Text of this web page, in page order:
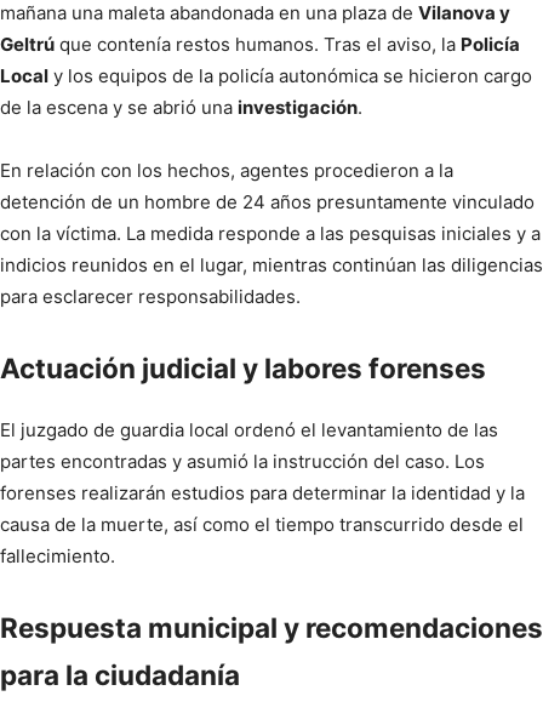
mañana una maleta abandonada en una plaza de Vilanova y
Geltrú que contenía restos humanos. Tras el aviso, la Policía
Local y los equipos de la policía autonómica se hicieron cargo
de la escena y se abrió una investigación.
En relación con los hechos, agentes procedieron a la
detención de un hombre de 24 años presuntamente vinculado
con la víctima. La medida responde a las pesquisas iniciales y a
indicios reunidos en el lugar, mientras continúan las diligencias
para esclarecer responsabilidades.
Actuación judicial y labores forenses
El juzgado de guardia local ordenó el levantamiento de las
partes encontradas y asumió la instrucción del caso. Los
forenses realizarán estudios para determinar la identidad y la
causa de la muerte, así como el tiempo transcurrido desde el
fallecimiento.
Respuesta municipal y recomendaciones
para la ciudadanía